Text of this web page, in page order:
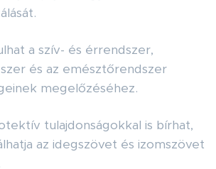
a szív- és érrendszer,
és az emésztőrendszer
megelőzéséhez.
tulajdonságokkal is bírhat,
az idegszövet és izomszövet